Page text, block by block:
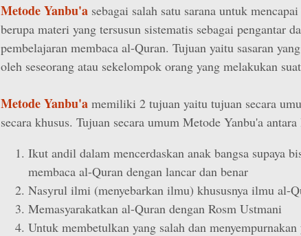
Metode Yanbu'a sebagai salah satu sarana untuk
berupa materi yang tersusun sistematis sebagai pengantar
pembelajaran membaca al-Quran. Tujuan yaitu sasaran
oleh seseorang atau sekelompok orang yang melakukan
Metode Yanbu'a memiliki 2 tujuan yaitu tujuan secara
secara khusus. Tujuan secara umum Metode Yanbu'a
Ikut andil dalam mencerdaskan anak bangsa supaya
membaca al-Quran dengan lancar dan benar
Nasyrul ilmi (menyebarkan ilmu) khususnya ilmu al-
Memasyarakatkan al-Quran dengan Rosm Ustmani
Untuk membetulkan yang salah dan menyempurnakan